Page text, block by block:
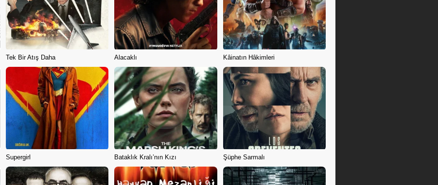
Tek Bir Atış Daha Alacaklı Kâinatın Hâkimleri
Supergirl Bataklık Kralı’nın Kızı Şüphe Sarmalı